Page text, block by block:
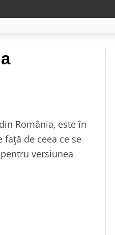
România, este în
de ceea ce se
versiunea